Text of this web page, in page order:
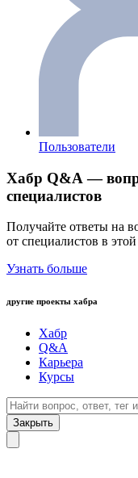
Пользователи
Хабр Q&A —
специалистов
Получайте ответы на
от специалистов в
Узнать больше
другие проекты хабра
Хабр
Q&A
Карьера
Курсы
Закрыть